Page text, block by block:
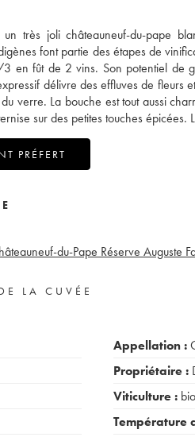
très joli châteauneuf-du-pape
font partie des étapes de
fût de 2 vins. Son potentiel de
délivre des effluves de fleurs
verre. La bouche est tout aussi
sur des petites touches
PRÉFERT
du-Pape Réserve Auguste
LA CUVÉE
Appellation :
Propriétaire :
Viticulture :
Température